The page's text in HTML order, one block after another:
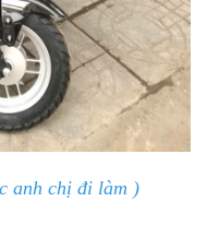
anh chị đi làm )